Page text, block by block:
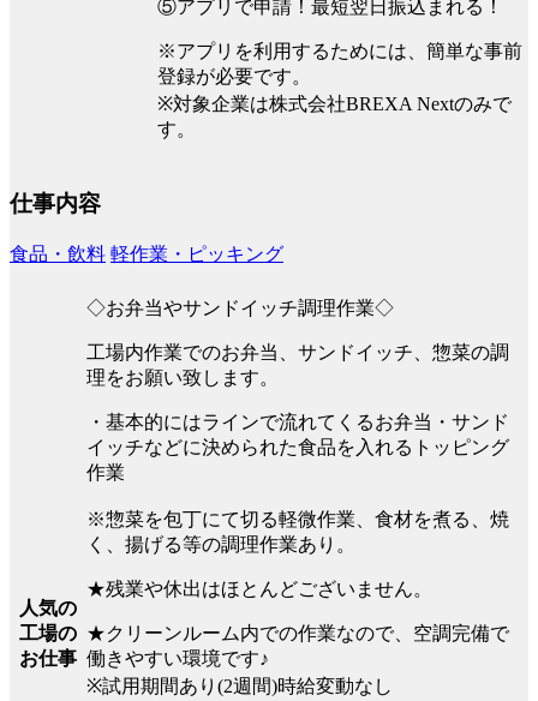
⑤アプリで申請！最短翌日振込まれる！
※アプリを利用するためには、簡単な事前
登録が必要です。
※対象企業は株式会社BREXA Nextのみで
す。
仕事内容
食品・飲料 軽作業・ピッキング
人気の
工場の
お仕事
◇お弁当やサンドイッチ調理作業◇
工場内作業でのお弁当、サンドイッチ、惣菜の調
理をお願い致します。
・基本的にはラインで流れてくるお弁当・サンド
イッチなどに決められた食品を入れるトッピング
作業
※惣菜を包丁にて切る軽微作業、食材を煮る、焼
く、揚げる等の調理作業あり。
★残業や休出はほとんどございません。
★クリーンルーム内での作業なので、空調完備で
働きやすい環境です♪
※試用期間あり(2週間)時給変動なし